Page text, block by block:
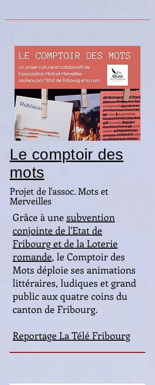
Le comptoir des
mots
Projet de l'assoc. Mots et
Merveilles
Grâce à une subvention
conjointe de l'Etat de
Fribourg et de la Loterie
romande, le Comptoir des
Mots déploie ses animations
littéraires, ludiques et grand
public aux quatre coins du
canton de Fribourg.
Reportage La Télé Fribourg